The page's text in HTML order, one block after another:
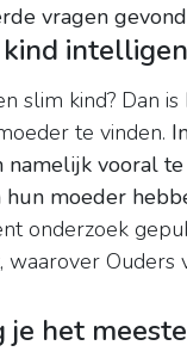
vragen
slim kind? Dan is
te vinden.
namelijk vooral te
hun moeder
onderzoek
waarover Ouders
je het